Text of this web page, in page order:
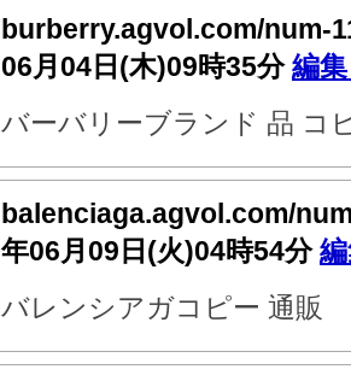
burberry.agvol.com/num-
06月04日(木)09時35分編
バーバリーブランド 品 コ
balenciaga.agvol.com/
年06月09日(火)04時54分
バレンシアガコピー 通販